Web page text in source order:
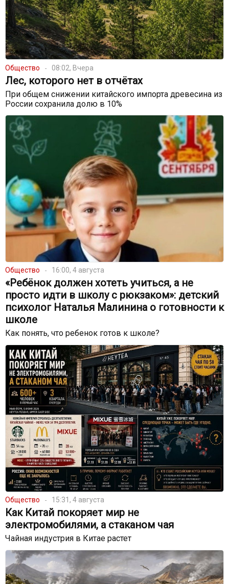
Общество 08:02, Вчера
Лес, которого нет в отчётах
При общем снижении китайского импорта древесина из
России сохранила долю в 10%
Общество 16:00, 4 августа
«Ребёнок должен хотеть учиться, а не
просто идти в школу с рюкзаком»: детский
психолог Наталья Малинина о готовности к
школе
Как понять, что ребенок готов к школе?
Общество 15:31, 4 августа
Как Китай покоряет мир не
электромобилями, а стаканом чая
Чайная индустрия в Китае растет